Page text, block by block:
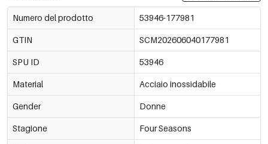
Numero del prodotto 53946-177981
GTIN SCM202606040177981
SPU ID 53946
Material Acciaio inossidabile
Gender Donne
Stagione Four Seasons